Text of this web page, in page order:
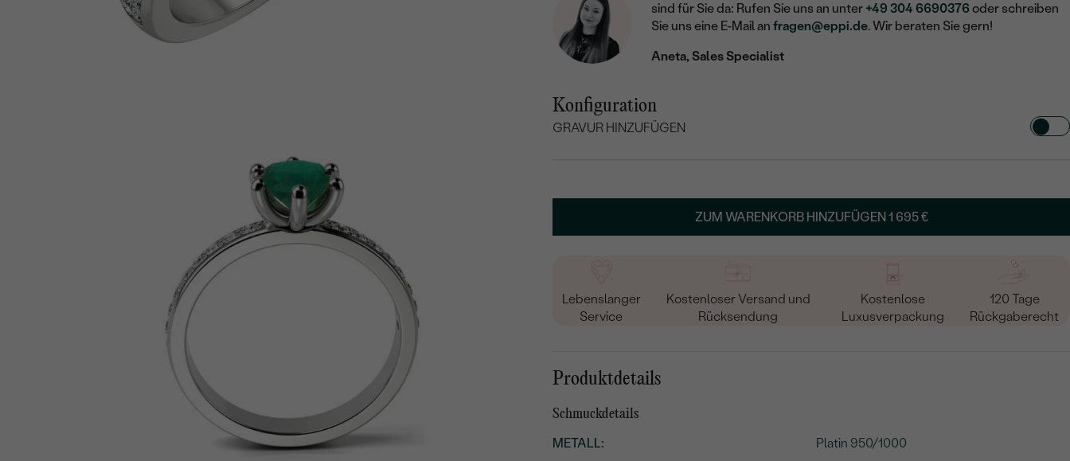
sind für Sie da: Rufen Sie uns an unter +49 304 6690376 oder schreiben
Sie uns eine E-Mail anfragen@eppi.de. Wir beraten Sie gern!
Aneta, Sales Specialist
Konfiguration
GRAVUR HINZUFÜGEN
Geben Sie Initialen/Text ein
ZUM WARENKORB HINZUFÜGEN1 695 €
Lebenslanger
Service
Kostenloser Versand und
Rücksendung
Kostenlose
Luxusverpackung
120 Tage
Rückgaberecht
Produktdetails
Schmuckdetails
METALL:
Platin 950/1000